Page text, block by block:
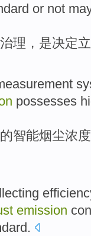
or not
理， 是决定
possesses
的智能烟尘浓度
emission
.